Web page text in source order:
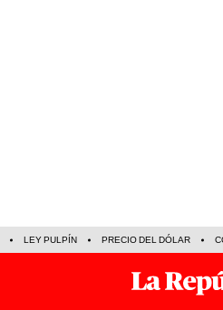
LEY PULPÍN PRECIO DEL DÓLAR